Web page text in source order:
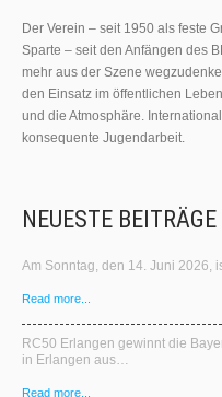
Der Verein – seit 1950 als feste
Sparte – seit den Anfängen des
mehr aus der Szene
den Einsatz im öffentlichen
und die Atmosphäre.
konsequente Jugendarbeit.
NEUESTE
Am Sonntag, den 14. Juni 2026,
Read more...
RC50 Erlangen gewinnt die
in Erlangen aus…
Read more...